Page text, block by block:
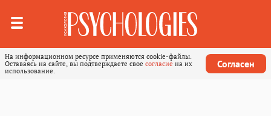
На информационном ресурсе применяются cookie-файлы.
Оставаясь на сайте, вы подтверждаете свое согласие на их
использование.
Согласен